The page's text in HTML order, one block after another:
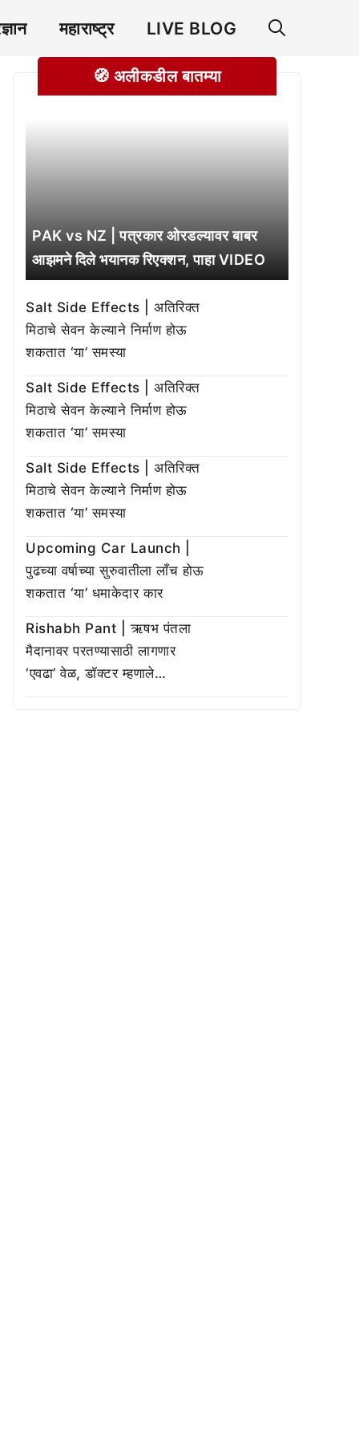
महाराष्ट्र LIVE BLOG
🧭 अलीकडील बातम्या
PAK vs NZ | पत्रकार ओरडल्यावर बाबर
आझमने दिले भयानक रिएक्शन, पाहा VIDEO
Salt Side Effects | अतिरिक्त
मिठाचे सेवन केल्याने निर्माण होऊ
शकतात ‘या’ समस्या
Salt Side Effects | अतिरिक्त
मिठाचे सेवन केल्याने निर्माण होऊ
शकतात ‘या’ समस्या
Salt Side Effects | अतिरिक्त
मिठाचे सेवन केल्याने निर्माण होऊ
शकतात ‘या’ समस्या
Upcoming Car Launch |
पुढच्या वर्षाच्या सुरुवातीला लाँच होऊ
शकतात ‘या’ धमाकेदार कार
Rishabh Pant | ऋषभ पंतला
मैदानावर परतण्यासाठी लागणार
‘एवढा’ वेळ, डॉक्टर म्हणाले…